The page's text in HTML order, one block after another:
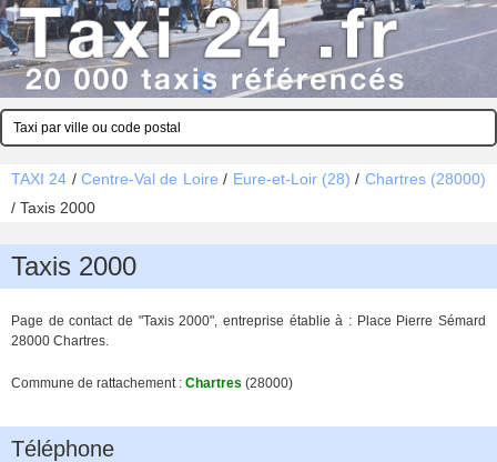
TAXI 24 /Centre-Val de Loire / Eure-et-Loir (28) / Chartres (28000)
/ Taxis 2000
Taxis 2000
Page de contact de "Taxis 2000", entreprise établie à : Place Pierre Sémard
28000 Chartres.
Commune de rattachement : Chartres (28000)
Téléphone